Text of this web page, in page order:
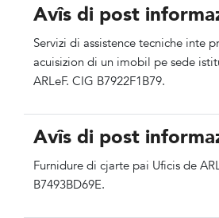
Avîs di post
Servizi di assistence tecniche inte
acuisizion di un imobil pe sede
ARLeF. CIG B7922F1B79.
Avîs di post
Furnidure di cjarte pai Uficis de
B7493BD69E.